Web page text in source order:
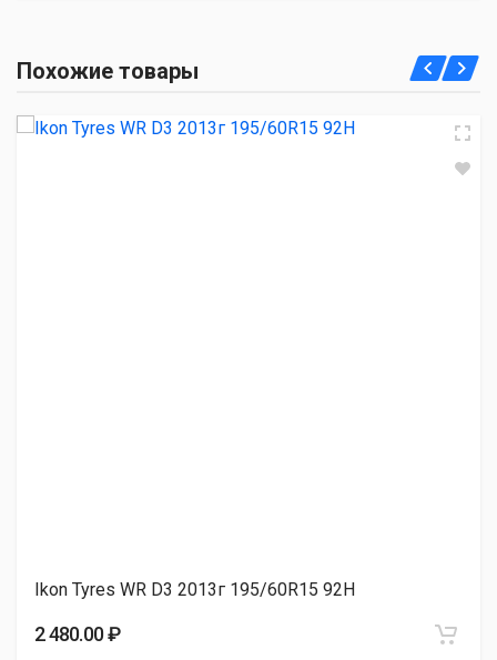
Lanvigator Ice Spider II 195/60R15 92T
Похожие товары
Ikon Tyres WR D3 2013г 195/60R15 92H
2 480.00 ₽